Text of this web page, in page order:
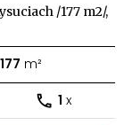
/177 m2/,
177 m²
1 x